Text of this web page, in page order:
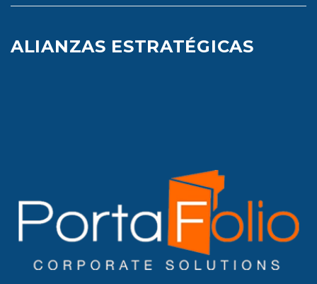
ALIANZAS ESTRATÉGICAS